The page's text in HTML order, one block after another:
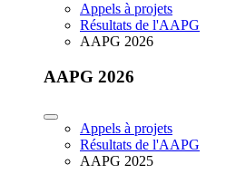
Appels à projets
Résultats de l'AAPG
AAPG 2026
AAPG 2026
Appels à projets
Résultats de l'AAPG
AAPG 2025